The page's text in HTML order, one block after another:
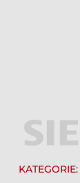
KATEGORIE: